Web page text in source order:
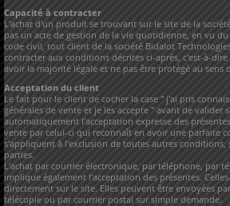
Capacité à contracter
L'achat d'un produit se trouvant sur le site de la
pas un acte de gestion de la vie quotidienne, en vu
code civil, tout client de la société Bidalot
contracter aux conditions décrites ci-après, c'est-à-
avoir la majorité légale et ne pas être protégé au sens
Acceptation du client
Le fait pour le client de cocher la case " j'ai pris
générales de vente et je les accepte " avant de valider
automatiquement l'acceptation expresse des
vente par celui-ci qui reconnaît en avoir une parfaite
s'appliquent à l'exclusion de toutes autres conditions,
parties.
L'achat par courrier électronique, par téléphone, par
implique également l'acceptation des présentes.
directement sur le site. Elles peuvent être envoyées
télécopie ou par courrier postal sur simple demande.